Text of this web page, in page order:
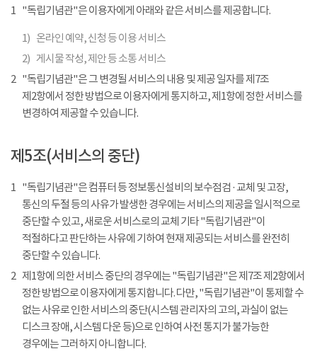
1 "독립기념관"은 이용자에게 아래와 같은 서비스를 제공합니다.
1) 온라인 예약, 신청 등 이용 서비스
2) 게시물 작성, 제안 등 소통 서비스
2 "독립기념관"은 그 변경될 서비스의 내용 및 제공 일자를 제7조
제2항에서 정한 방법으로 이용자에게 통지하고, 제1항에 정한 서비스를
변경하여 제공할 수 있습니다.
제5조(서비스의 중단)
1 "독립기념관"은 컴퓨터 등 정보통신설비의 보수점검 · 교체 및 고장,
통신의 두절 등의 사유가 발생한 경우에는 서비스의 제공을 일시적으로
중단할 수 있고, 새로운 서비스로의 교체 기타 "독립기념관"이
적절하다고 판단하는 사유에 기하여 현재 제공되는 서비스를 완전히
중단할 수 있습니다.
2 제1항에 의한 서비스 중단의 경우에는 "독립기념관"은 제7조 제2항에서
정한 방법으로 이용자에게 통지합니다. 다만, "독립기념관"이 통제할 수
없는 사유로 인한 서비스의 중단(시스템 관리자의 고의, 과실이 없는
디스크 장애, 시스템 다운 등)으로 인하여 사전 통지가 불가능한
경우에는 그러하지 아니합니다.